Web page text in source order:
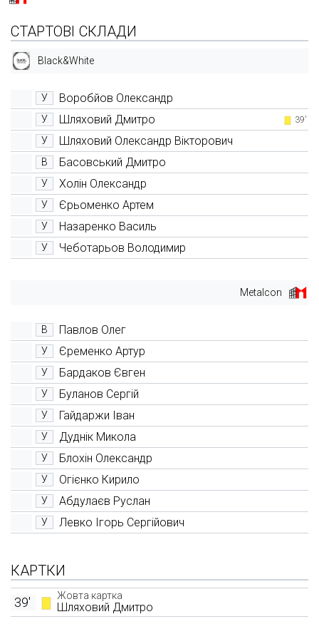
СТАРТОВІ СКЛАДИ
Black&White
У Воробйов Олександр
У Шляховий Дмитро 39'
У Шляховий Олександр Вікторович
В Басовський Дмитро
У Холін Олександр
У Єрьоменко Артем
У Назаренко Василь
У Чеботарьов Володимир
Metalcon
В Павлов Олег
У Єременко Артур
У Бардаков Євген
У Буланов Сергій
У Гайдаржи Іван
У Дуднік Микола
У Блохін Олександр
У Огієнко Кирило
У Абдулаєв Руслан
У Левко Ігорь Сергійович
КАРТКИ
Жовта картка
Шляховий Дмитро
39'